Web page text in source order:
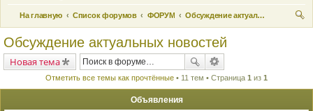
На главную Список форумов ФОРУМ
Обсуждение актуальных новостей
Обсуждение актуальных новостей
Новая тема
Отметить все темы как прочтённые • 11 тем • Страница 1 из 1
Объявления